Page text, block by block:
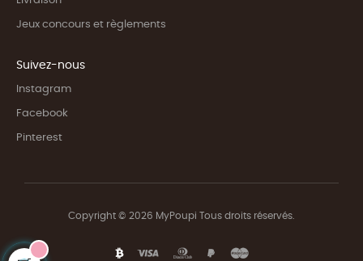
Jeux concours et règlements
Suivez-nous
Instagram
Facebook
Pinterest
Copyright © 2026 MyPoupi Tous droits réservés.